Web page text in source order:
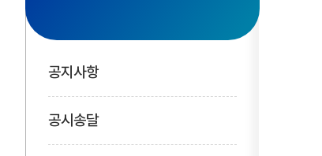
공지사항
공시송달